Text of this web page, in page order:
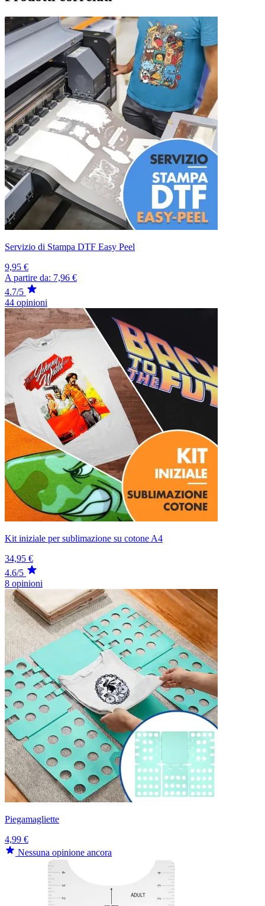
Servizio di Stampa DTF Easy Peel
9,95 €
A partire da: 7,96 €
4.7/5
44 opinioni
Kit iniziale per sublimazione su cotone A4
34,95 €
4.6/5
8 opinioni
Piegamagliette
4,99 €
Nessuna opinione ancora